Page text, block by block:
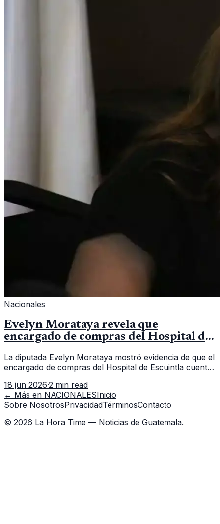
Nacionales
Evelyn Morataya revela que
encargado de compras del Hospital de
La diputada Evelyn Morataya mostró evidencia de que el
encargado de compras del Hospital de Escuintla cuenta
capacitación en la capital.
18 jun 2026·2 min read
← Más en NACIONALESInicio
Sobre NosotrosPrivacidadTérminosContacto
© 2026 La Hora Time — Noticias de Guatemala.